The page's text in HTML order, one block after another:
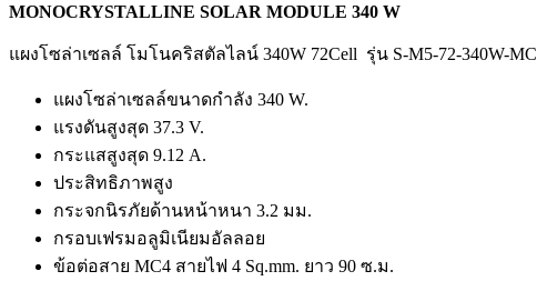
MONOCRYSTALLINE SOLAR MODULE 340 W
แผงโซล่าเซลล์ โมโนคริสตัลไลน์ 340W 72Cell รุ่น S-M5-72-340W-MC
แผงโซล่าเซลล์ขนาดกำลัง 340 W.
แรงดันสูงสุด 37.3 V.
กระแสสูงสุด 9.12 A.
ประสิทธิภาพสูง
กระจกนิรภัยด้านหน้าหนา 3.2 มม.
กรอบเฟรมอลูมิเนียมอัลลอย
ข้อต่อสาย MC4 สายไฟ 4 Sq.mm. ยาว 90 ซ.ม.